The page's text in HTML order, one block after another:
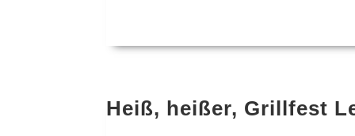
Heiß, heißer, Grillfest